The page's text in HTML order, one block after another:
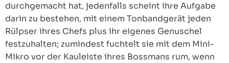
durchgemacht hat, jedenfalls scheint ihre Aufgabe
darin zu bestehen, mit einem Tonbandgerät jeden
Rülpser ihres Chefs plus ihr eigenes Genuschel
festzuhalten; zumindest fuchtelt sie mit dem Mini-
Mikro vor der Kauleiste ihres Bossmans rum, wenn